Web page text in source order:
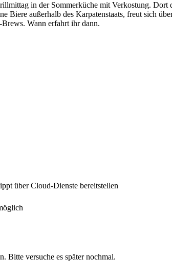
in der Sommerküche mit Verkostung.
Biere außerhalb des Karpatenstaats, freut sich
Wann erfahrt ihr dann.
über Cloud-Dienste bereitstellen
Bitte versuche es später nochmal.